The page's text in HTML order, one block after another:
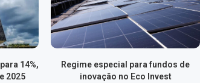
14%,
2025
Regime especial para fundos de
inovação no Eco Invest